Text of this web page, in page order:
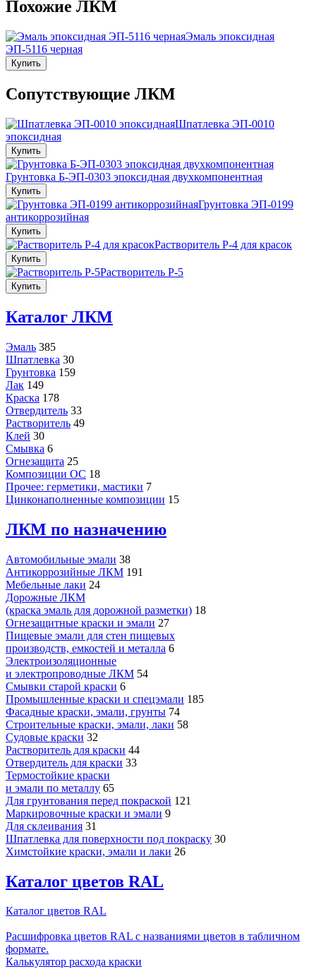
Похожие ЛКМ
Эмаль эпоксидная
ЭП-5116 черная
Купить
Сопутствующие ЛКМ
Шпатлевка ЭП-0010
эпоксидная
Купить
Грунтовка Б-ЭП-0303 эпоксидная двухкомпонентная
Купить
Грунтовка ЭП-0199
антикоррозийная
Купить
Растворитель Р-4 для красок
Купить
Растворитель Р-5
Купить
Каталог ЛКМ
Эмаль 385
Шпатлевка 30
Грунтовка 159
Лак 149
Краска 178
Отвердитель 33
Растворитель 49
Клей 30
Смывка 6
Огнезащита 25
Композиции ОС 18
Прочее: герметики, мастики 7
Цинконаполненные композиции 15
ЛКМ по назначению
Автомобильные эмали 38
Антикоррозийные ЛКМ 191
Мебельные лаки 24
Дорожные ЛКМ
(краска эмаль для дорожной разметки) 18
Огнезащитные краски и эмали 27
Пищевые эмали для стен пищевых
производств, емкостей и металла 6
Электроизоляционные
и электропроводные ЛКМ 54
Смывки старой краски 6
Промышленные краски и спецэмали 185
Фасадные краски, эмали, грунты 74
Строительные краски, эмали, лаки 58
Судовые краски 32
Растворитель для краски 44
Отвердитель для краски 33
Термостойкие краски
и эмали по металлу 65
Для грунтования перед покраской 121
Маркировочные краски и эмали 9
Для склеивания 31
Шпатлевка для поверхности под покраску 30
Химстойкие краски, эмали и лаки 26
Каталог цветов RAL
Каталог цветов RAL
Расшифровка цветов RAL с названиями цветов в табличном
формате.
Калькулятор расхода краски